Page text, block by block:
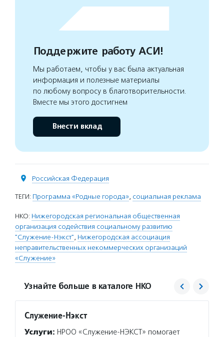
Поддержите работу АСИ!
Мы работаем, чтобы у вас была актуальная
информация и полезные материалы
по любому вопросу в благотворительности.
Вместе мы этого достигнем
Внести вклад
Российская Федерация
ТЕГИ: Программа «Родные города», социальная реклама
НКО: Нижегородская региональная общественная
организация содействия социальному развитию
"Служение-Нэкст", Нижегородская ассоциация
неправительственных некоммерческих организаций
«Служение»
Узнайте больше в каталоге НКО
Служение-Нэкст
Услуги: НРОО «Служение-НЭКСТ» помогает